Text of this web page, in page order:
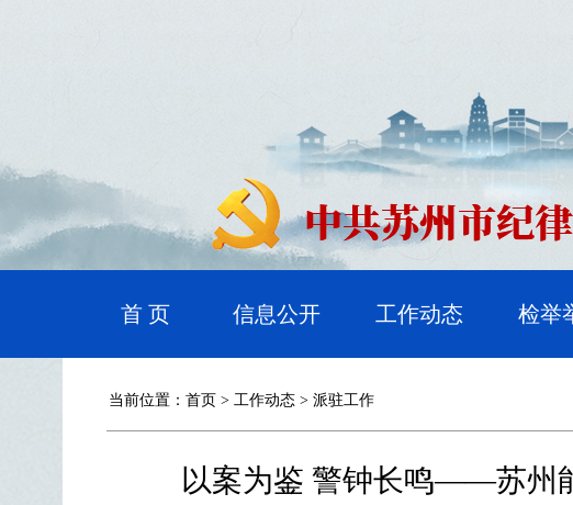
首 页 信息公开 工作动态 检举
当前位置： 首页 > 工作动态 > 派驻工作
以案为鉴 警钟长鸣——苏州